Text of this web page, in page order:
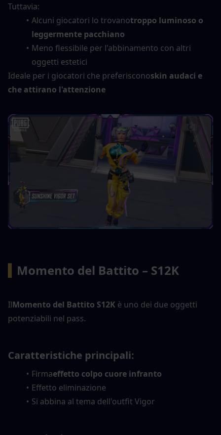
Tuttavia:
Alcuni giocatori lo trovanotroppo luminoso o
leggermente pacchiano
Meno flessibile per l'abbinamento con altri
oggetti estetici
Ideale per i giocatori che preferisconoskin audaci e
che attirano l'attenzione
Momento del Battito – S12K
IlMomento del Battito S12K è uno dei due oggetti
potenziabili nel pass.
Caratteristiche principali:
Firmaeffetto colpo cuore infranto
Effetto eliminazione
Si abbina al tema dell'outfit Vigor